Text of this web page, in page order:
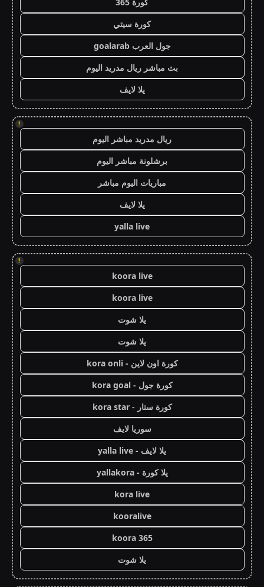
كورة سيتي
جول العرب goalarab
بث مباشر ريال مدريد اليوم
يلا لايف
!
ريال مدريد مباشر اليوم
برشلونة مباشر اليوم
مباريات اليوم مباشر
يلا لايف
yalla live
!
koora live
koora live
يلا شوت
يلا شوت
كورة اون لاين - kora onli
كورة جول - kora goal
كورة ستار - kora star
سوريا لايف
يلا لايف - yalla live
يلا كورة - yallakora
kora live
kooralive
koora 365
يلا شوت